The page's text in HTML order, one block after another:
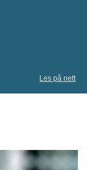
Les på nett